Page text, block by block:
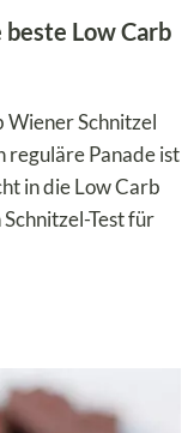
Low Carb
Wiener Schnitzel
Panade ist
in die Low Carb
Test für